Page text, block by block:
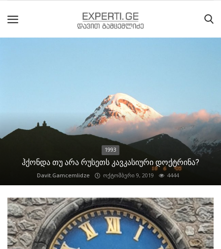
შესახებ
მოძრაობის
ისტორია
სტატიები
1993
ჰქონდა თუ არა რუსეთს კავკასიური დოქტრინა?
Davit.Gamcemlidze ოქტომბერი 9, 2019 4444